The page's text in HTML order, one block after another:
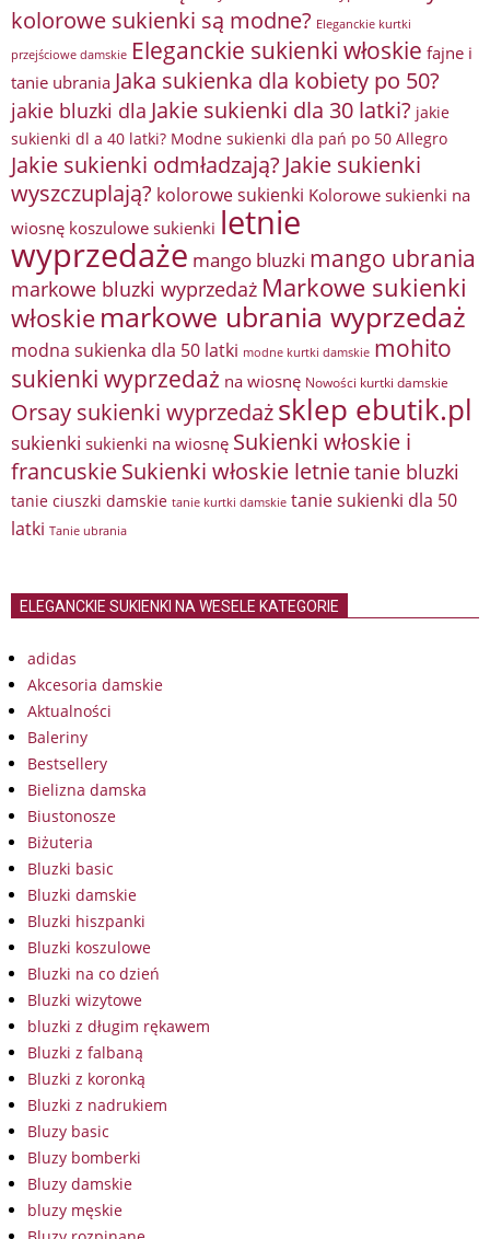
kolorowe sukienki są modne? Eleganckie kurtki
przejściowe damskie Eleganckie sukienki włoskie fajne i
tanie ubrania Jaka sukienka dla kobiety po 50?
jakie bluzki dla Jakie sukienki dla 30 latki? jakie
sukienki dl a 40 latki? Modne sukienki dla pań po 50 Allegro
Jakie sukienki odmładzają? Jakie sukienki
wyszczuplają? kolorowe sukienki Kolorowe sukienki na
wiosnę koszulowe sukienki letnie
wyprzedaże mango bluzki mango ubrania
markowe bluzki wyprzedaż Markowe sukienki
włoskie markowe ubrania wyprzedaż
modna sukienka dla 50 latki modne kurtki damskie mohito
sukienki wyprzedaż na wiosnę Nowości kurtki damskie
Orsay sukienki wyprzedażsklep ebutik.pl
sukienki sukienki na wiosnę Sukienki włoskie i
francuskieSukienki włoskie letnietanie bluzki
tanie ciuszki damskie tanie kurtki damskie tanie sukienki dla 50
latki Tanie ubrania
ELEGANCKIE SUKIENKI NA WESELE KATEGORIE
adidas
Akcesoria damskie
Aktualności
Baleriny
Bestsellery
Bielizna damska
Biustonosze
Biżuteria
Bluzki basic
Bluzki damskie
Bluzki hiszpanki
Bluzki koszulowe
Bluzki na co dzień
Bluzki wizytowe
bluzki z długim rękawem
Bluzki z falbaną
Bluzki z koronką
Bluzki z nadrukiem
Bluzy basic
Bluzy bomberki
Bluzy damskie
bluzy męskie